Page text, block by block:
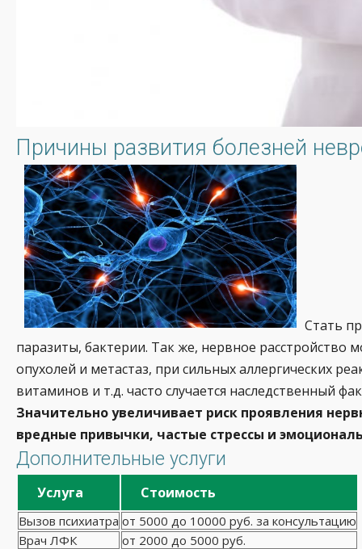
Причины развития болезней
Стать
паразиты, бактерии. Так же, нервное расстройство
опухолей и метастаз, при сильных аллергических
витаминов и т.д. часто случается наследственный
Значительно увеличивает риск проявления
вредные привычки, частые стрессы и
Дополнительные услуги
Услуга Стоимость
Вызов психиатра от 5000 до 10000 руб. за консультацию
Врач ЛФК
от 2000 до 5000 руб.